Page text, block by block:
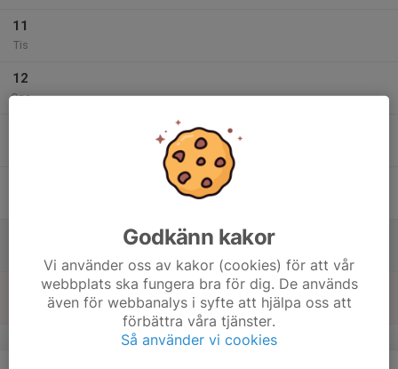
11
Tis
12
Ons
v.34
Godkänn kakor
Vi använder oss av kakor (cookies) för att vår
webbplats ska fungera bra för dig. De används
även för webbanalys i syfte att hjälpa oss att
förbättra våra tjänster.
Så använder vi cookies